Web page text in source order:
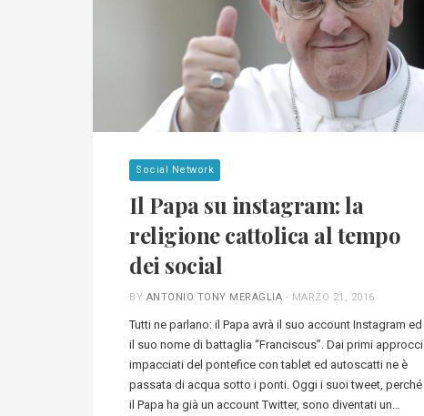
Social Network
Il Papa su instagram: la
religione cattolica al tempo
dei social
BY ANTONIO TONY MERAGLIA - MARZO 21, 2016
Tutti ne parlano: il Papa avrà il suo account Instagram ed
il suo nome di battaglia “Franciscus”. Dai primi approcci
impacciati del pontefice con tablet ed autoscatti ne è
passata di acqua sotto i ponti. Oggi i suoi tweet, perché
il Papa ha già un account Twitter, sono diventati un…